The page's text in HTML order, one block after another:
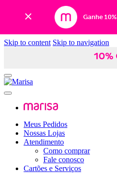
Ganhe
Skip to content Skip to navigation
Meus Pedidos
Nossas Lojas
Atendimento
Como comprar
Fale conosco
Cartões e Serviços